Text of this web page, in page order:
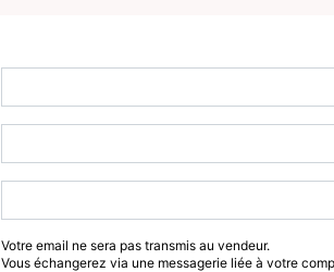
Votre email ne sera pas transmis au vendeur.
Vous échangerez via une messagerie liée à votre